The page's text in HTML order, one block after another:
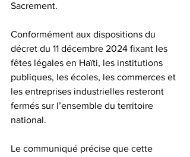
Sacrement.
Conformément aux dispositions du
décret du 11 décembre 2024 fixant les
fêtes légales en Haïti, les institutions
publiques, les écoles, les commerces et
les entreprises industrielles resteront
fermés sur l’ensemble du territoire
national.
Le communiqué précise que cette